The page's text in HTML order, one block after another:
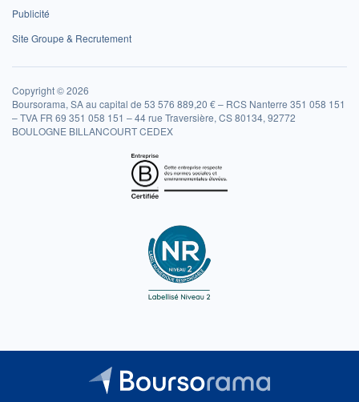
Publicité
Site Groupe & Recrutement
Copyright © 2026
Boursorama, SA au capital de 53 576 889,20 € – RCS Nanterre 351 058 151
– TVA FR 69 351 058 151 – 44 rue Traversière, CS 80134, 92772
BOULOGNE BILLANCOURT CEDEX